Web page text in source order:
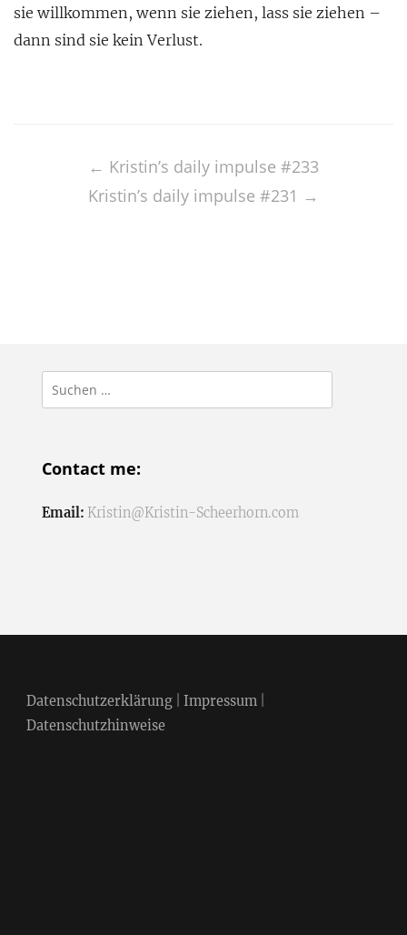
sie willkommen, wenn sie ziehen, lass sie ziehen –
dann sind sie kein Verlust.
navigation
← Kristin’s daily impulse #233
Kristin’s daily impulse #231 →
Suchen
nach:
Contact me:
Email: Kristin@Kristin-Scheerhorn.com
Datenschutzerklärung| Impressum|
Datenschutzhinweise